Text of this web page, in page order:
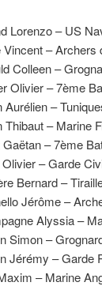
Lorenzo – US
Vincent – Archers
Colleen –
Olivier – 7ème
Aurélien –
Thibaut – Marine
– 7ème
– Garde
Bernard –
Jérôme –
Alyssia –
Simon –
Jérémy – Garde
– Marine